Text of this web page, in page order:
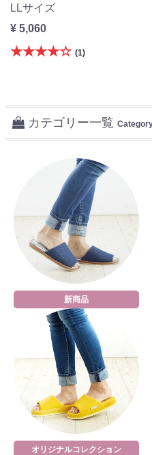
LLサイズ
¥ 5,060
★★★★☆ (1)
カテゴリー一覧
新商品
オリジナルコレクション